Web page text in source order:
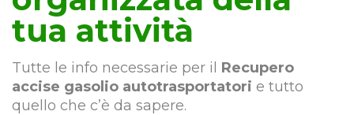
tua attività
Tutte le info necessarie per il Recupero
accise gasolio autotrasportatori e tutto
quello che c’è da sapere.